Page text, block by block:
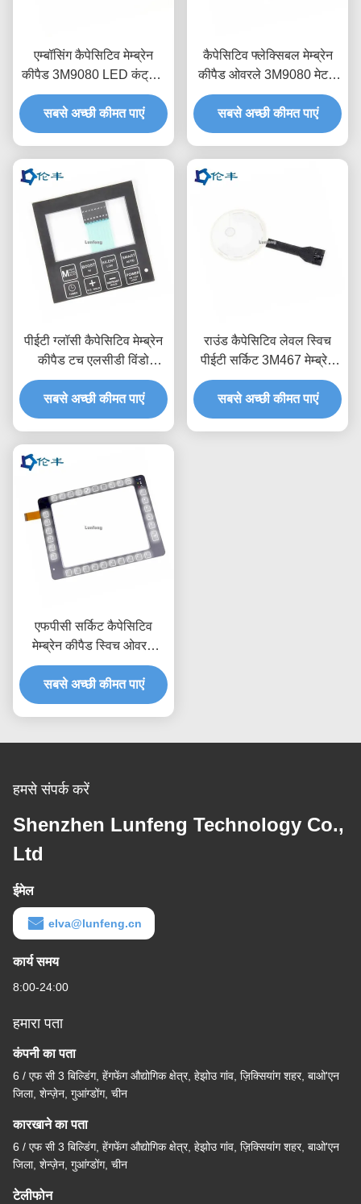
एम्बॉसिंग कैपेसिटिव मेम्ब्रेन
कीपैड 3M9080 LED कंट्रोल
पैनल ओवरले
सबसे अच्छी कीमत पाएं
कैपेसिटिव फ्लेक्सिबल मेम्ब्रेन
कीपैड ओवरले 3M9080 मेटल
डोम कीबोर्ड
सबसे अच्छी कीमत पाएं
पीईटी ग्लॉसी कैपेसिटिव मेम्ब्रेन
कीपैड टच एलसीडी विंडो
3M468
सबसे अच्छी कीमत पाएं
राउंड कैपेसिटिव लेवल स्विच
पीईटी सर्किट 3M467 मेम्ब्रेन
टच कंट्रोल पैनल
सबसे अच्छी कीमत पाएं
एफपीसी सर्किट कैपेसिटिव
मेम्ब्रेन कीपैड स्विच ओवरले
3M467 चिपकने वाला
सबसे अच्छी कीमत पाएं
हमसे संपर्क करें
Shenzhen Lunfeng Technology Co.,
Ltd
ईमेल
elva@lunfeng.cn
कार्य समय
8:00-24:00
हमारा पता
कंपनी का पता
6 / एफ सी 3 बिल्डिंग, हेंगफेंग औद्योगिक क्षेत्र, हेझोउ गांव, ज़िक्सियांग शहर, बाओ'एन
जिला, शेन्ज़ेन, गुआंग्डोंग, चीन
कारखाने का पता
6 / एफ सी 3 बिल्डिंग, हेंगफेंग औद्योगिक क्षेत्र, हेझोउ गांव, ज़िक्सियांग शहर, बाओ'एन
जिला, शेन्ज़ेन, गुआंग्डोंग, चीन
टेलीफोन